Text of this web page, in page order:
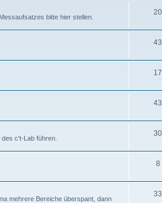
bitte hier stellen.
20
43
17
43
c't-Lab führen.
30
8
mehrere Bereiche überspant, dann
33